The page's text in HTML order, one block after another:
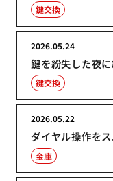
鍵交換
鍵を紛失した夜
2026.05.24
鍵交換
ダイヤル操作を
2026.05.22
金庫